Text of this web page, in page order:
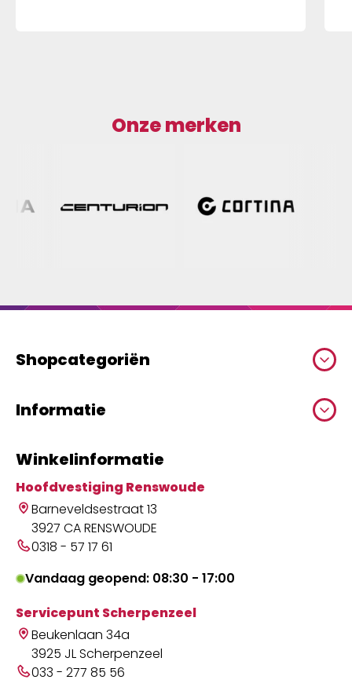
Onze merken
Shopcategoriën
Informatie
Winkelinformatie
Hoofdvestiging Renswoude
Barneveldsestraat 13
3927 CA RENSWOUDE
0318 - 57 17 61
Vandaag geopend: 08:30 - 17:00
Servicepunt Scherpenzeel
Beukenlaan 34a
3925 JL Scherpenzeel
033 - 277 85 56